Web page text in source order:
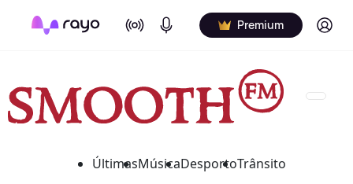
On Air Podcasts Premium Log in
ÚltimasMúsicaDesportoTrânsito